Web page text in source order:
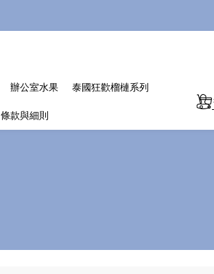
辦公室水果 泰國狂歡榴槤系列
條款與細則